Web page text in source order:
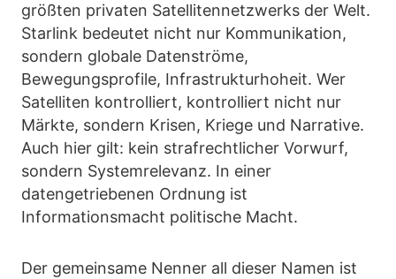
größten privaten Satellitennetzwerks der Welt.
Starlink bedeutet nicht nur Kommunikation,
sondern globale Datenströme,
Bewegungsprofile, Infrastrukturhoheit. Wer
Satelliten kontrolliert, kontrolliert nicht nur
Märkte, sondern Krisen, Kriege und Narrative.
Auch hier gilt: kein strafrechtlicher Vorwurf,
sondern Systemrelevanz. In einer
datengetriebenen Ordnung ist
Informationsmacht politische Macht.
Der gemeinsame Nenner all dieser Namen ist